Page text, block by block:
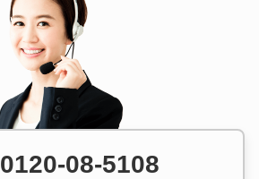
0120-08-5108